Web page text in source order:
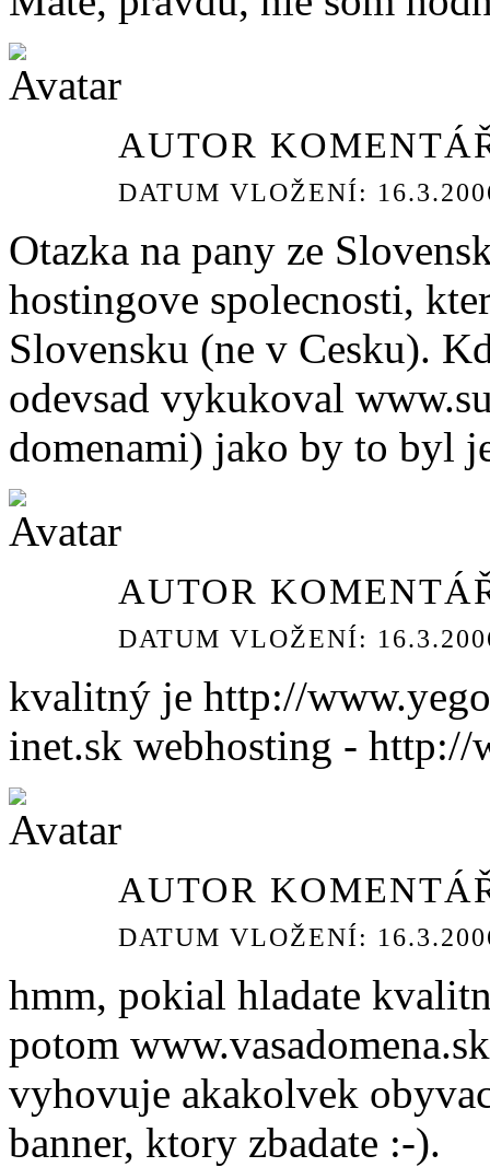
AUTOR
DATUM VLOŽENÍ:
Otazka na pany ze
hostingove spolecnosti,
Slovensku (ne v Cesku).
odevsad vykukoval
domenami) jako by to byl
AUTOR
DATUM VLOŽENÍ:
kvalitný je http://
inet.sk webhosting - http://
AUTOR
DATUM VLOŽENÍ:
hmm, pokial hladate
potom
vyhovuje akakolvek
banner, ktory zbadate :-).